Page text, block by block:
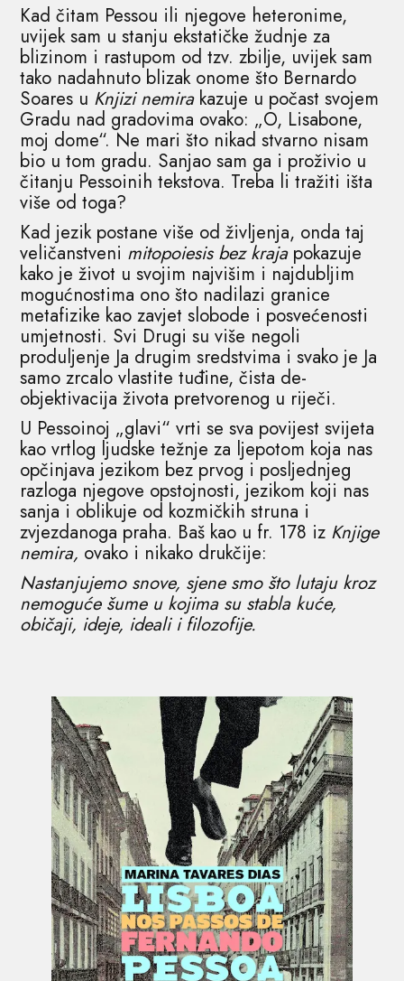
Kad čitam Pessou ili njegove heteronime,
uvijek sam u stanju ekstatičke žudnje za
blizinom i rastupom od tzv. zbilje, uvijek sam
tako nadahnuto blizak onome što Bernardo
Soares u Knjizi nemira kazuje u počast svojem
Gradu nad gradovima ovako: „O, Lisabone,
moj dome“. Ne mari što nikad stvarno nisam
bio u tom gradu. Sanjao sam ga i proživio u
čitanju Pessoinih tekstova. Treba li tražiti išta
više od toga?
Kad jezik postane više od življenja, onda taj
veličanstveni mitopoiesis bez kraja pokazuje
kako je život u svojim najvišim i najdubljim
mogućnostima ono što nadilazi granice
metafizike kao zavjet slobode i posvećenosti
umjetnosti. Svi Drugi su više negoli
produljenje Ja drugim sredstvima i svako je Ja
samo zrcalo vlastite tuđine, čista de-
objektivacija života pretvorenog u riječi.
U Pessoinoj „glavi“ vrti se sva povijest svijeta
kao vrtlog ljudske težnje za ljepotom koja nas
opčinjava jezikom bez prvog i posljednjeg
razloga njegove opstojnosti, jezikom koji nas
sanja i oblikuje od kozmičkih struna i
zvjezdanoga praha. Baš kao u fr. 178 iz Knjige
nemira, ovako i nikako drukčije:
Nastanjujemo snove, sjene smo što lutaju kroz
nemoguće šume u kojima su stabla kuće,
običaji, ideje, ideali i filozofije.